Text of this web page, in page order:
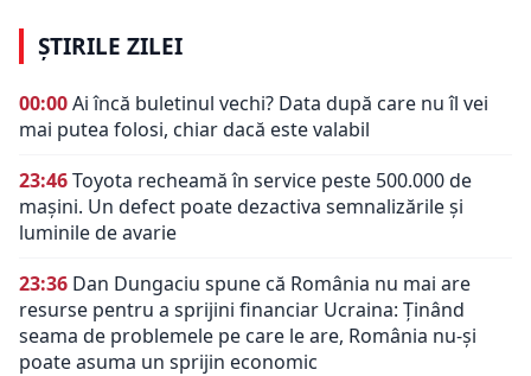
ȘTIRILE ZILEI
00:00Ai încă buletinul vechi? Data după care nu îl vei
mai putea folosi, chiar dacă este valabil
23:46Toyota recheamă în service peste 500.000 de
mașini. Un defect poate dezactiva semnalizările și
luminile de avarie
23:36 Dan Dungaciu spune că România nu mai are
resurse pentru a sprijini financiar Ucraina: Ținând
seama de problemele pe care le are, România nu-și
poate asuma un sprijin economic